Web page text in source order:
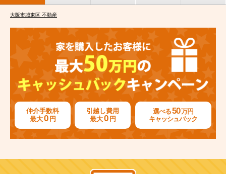
大阪市城東区 不動産
仲介手数料
最大0 円
引越し費用
最大0 円
選べる50万円
キャッシュバック